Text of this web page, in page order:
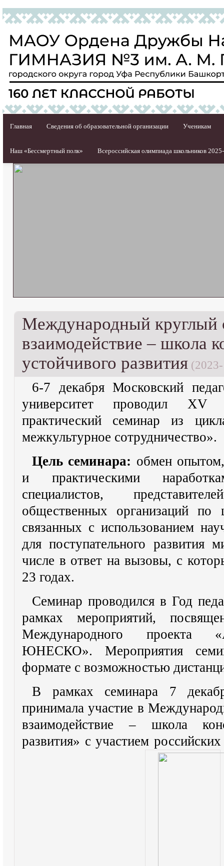
Главная Сведения об образовательной организации Ученикам
Наш «Бессмертный полк» Всероссийская олимпиада школьников
Международный круглый
взаимодействие – школа
устойчивого развития
6-7 декабря Московский
университет проводил XV
практический семинар из
межкультурное сотрудничество».
Цель семинара: обмен опытом,
и практическими
специалистов,
общественных организаций
связанных с использованием
для поступательного развития
числе в ответ на вызовы, с
23 годах.
Семинар проводился в Год
рамках мероприятий,
Международного проекта
ЮНЕСКО». Мероприятия
формате с возможностью
В рамках семинара 7
принимала участие в
взаимодействие – школа
развития» с участием